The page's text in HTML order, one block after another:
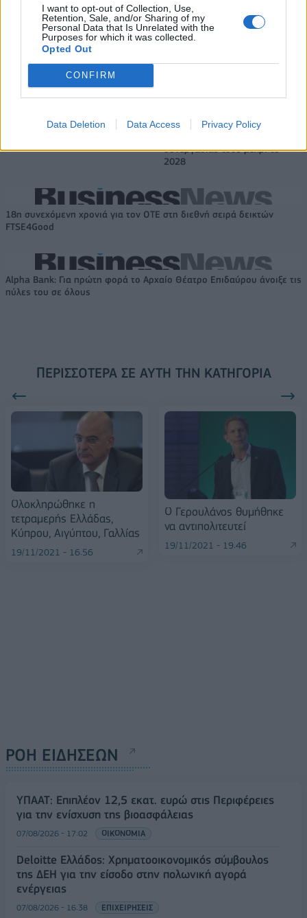
I want to opt-out of Collection, Use,
Retention, Sale, and/or Sharing of my
Personal Data that Is Unrelated with the
Purposes for which it was collected.
Opted Out
CONFIRM
Data Deletion Data Access Privacy Policy
πρόγραμμα ενίσχυσης του
Η Chery επενδύει 75 εκατ. δολάρια στην KG Mobility
Το FIAT 500 Hybrid τώρα από
Ατρόμητος και Novibet
συνεργασίας τους μέχρι το
2028
18η συνεχόμενη χρονιά για τον ΟΤΕ στη διεθνή σειρά δεικτών
FTSE4Good
Alpha Bank: Για πρώτη φορά το Αρχαίο Θέατρο Επιδαύρου άνοιξε τις
πύλες του σε όλους
ΠΕΡΙΣΣΌΤΕΡΑ ΣΕ ΑΥΤΉ ΤΗΝ ΚΑΤΗΓΟΡΊΑ
Ολοκληρώθηκε η
τετραμερής Ελλάδας,
Κύπρου, Αιγύπτου, Γαλλίας
19/11/2021 - 16:56
Ο Γερουλάνος θυμήθηκε
να αντιπολιτευτεί
19/11/2021 - 19:46
ΡΟΗ ΕΙΔΗΣΕΩΝ
ΥΠΑΑΤ: Επιπλέον 12,5 εκατ. ευρώ στις Περιφέρειες
για την ενίσχυση της βιοασφάλειας
07/08/2026 - 17:02 ΟΙΚΟΝΟΜΙΑ
Deloitte Ελλάδος: Χρηματοοικονομικός σύμβουλος
της ΔΕΗ για την είσοδο στην πολωνική αγορά
ενέργειας
07/08/2026 - 16:38 ΕΠΙΧΕΙΡΗΣΕΙΣ